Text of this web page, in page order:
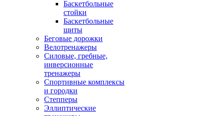
Баскетбольные
стойки
Баскетбольные
щиты
Беговые дорожки
Велотренажеры
Силовые, гребные,
инверсионные
тренажеры
Спортивные комплексы
и городки
Степперы
Эллиптические